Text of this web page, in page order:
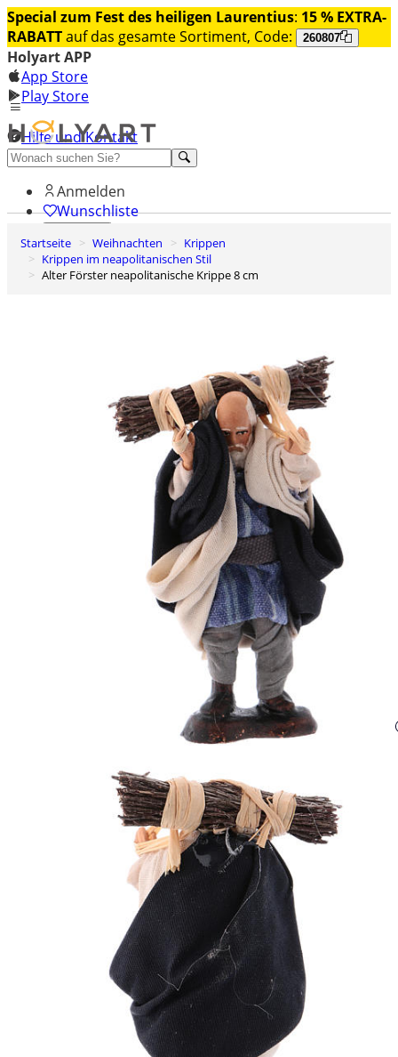
Special zum Fest des heiligen Laurentius: 15 % EXTRA-
RABATTauf das gesamte Sortiment, Code: 260807
Holyart APP
App Store
Play Store
Hilfe und Kontakt
Entdecken Sie Premium
Anmelden
Wunschliste
0
Warenkorb
Startseite Weihnachten
Krippen
Krippen im neapolitanischen Stil
Alter Förster neapolitanische Krippe 8 cm